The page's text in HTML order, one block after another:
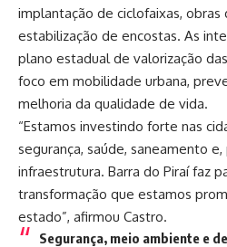
implantação de ciclofaixas, obras
estabilização de encostas. As
plano estadual de valorização
foco em mobilidade urbana,
melhoria da qualidade de vida.
“Estamos investindo forte nas
segurança, saúde, saneamento
infraestrutura. Barra do Piraí faz
transformação que estamos
estado”, afirmou Castro.
Segurança, meio ambiente e